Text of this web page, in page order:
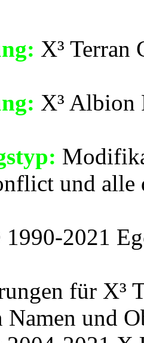
X³ Terran
X³ Albion
und
2021
für X³
Namen und